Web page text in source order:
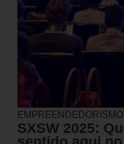
EMPREENDEDORISMO
SXSW 2025: